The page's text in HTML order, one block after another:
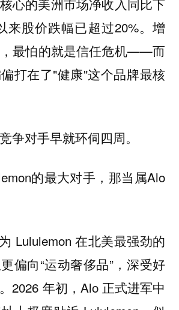
心的美洲市场净收入同比下
来股价跌幅已超过20%。增
最怕的就是信任危机——而
打在了"健康"这个品牌最核
争对手早就环伺四周。
的最大对手，那当属Alo
Lululemon 在北美最强劲的
偏向“运动奢侈品”，深受好
2026 年初，Alo 正式进军中